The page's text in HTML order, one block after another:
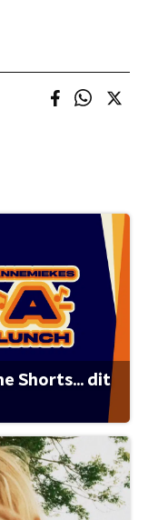
Shorts... dit